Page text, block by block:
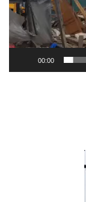
00:00